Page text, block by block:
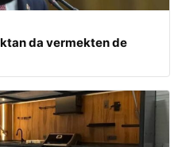
da vermekten de